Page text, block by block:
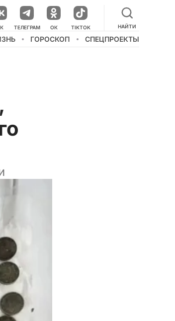
МЕССЕНДЖЕРЕ
ТЕЛЕГРАМ ОК TIKTOK НАЙТИ
ГОРОСКОП СПЕЦПРОЕКТЫ